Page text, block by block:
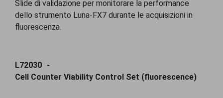
Slide di validazione per monitorare la performance
dello strumento Luna-FX7 durante le acquisizioni in
fluorescenza.
L72030
Cell Counter Viability Control Set (fluorescence)